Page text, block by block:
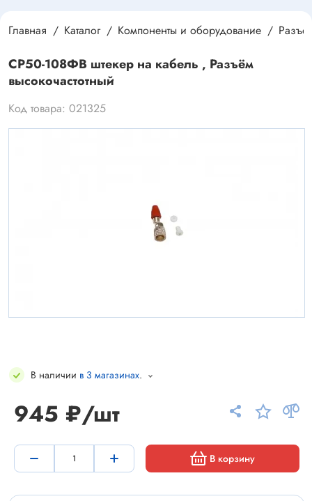
Главная Каталог Компоненты и оборудование
СР50-108ФВ штекер на кабель , Разъём
высокочастотный
Код товара: 021325
В наличии в 3 магазинах.
945 ₽/шт
В корзину